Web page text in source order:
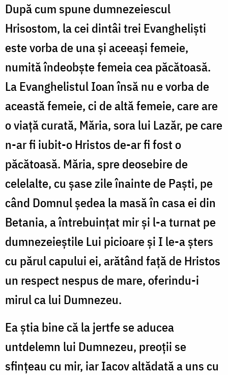
După cum spune dumnezeiescul
Hrisostom, la cei dintâi trei Evangheliști
este vorba de una și aceeași femeie,
numită îndeobște femeia cea păcătoasă.
La Evan­ghelistul Ioan însă nu e vorba de
această femeie, ci de altă femeie, care are
o viață curată, Măria, sora lui Lazăr, pe care
n-ar fi iubit-o Hristos de-ar fi fost o
păcătoasă. Măria, spre deosebire de
celelalte, cu șase zile înainte de Paști, pe
când Domnul ședea la masă în casa ei din
Betania, a întrebuințat mir și l-a turnat pe
dumnezeieștile Lui picioare și I le-a șters
cu părul capului ei, arătând față de Hristos
un respect nespus de mare, oferindu-i
mirul ca lui Dumnezeu.
Ea știa bine că la jertfe se aducea
untdelemn lui Dumnezeu, preoții se
sfințeau cu mir, iar Iacov altădată a uns cu